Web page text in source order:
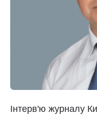
Інтерв'ю журналу